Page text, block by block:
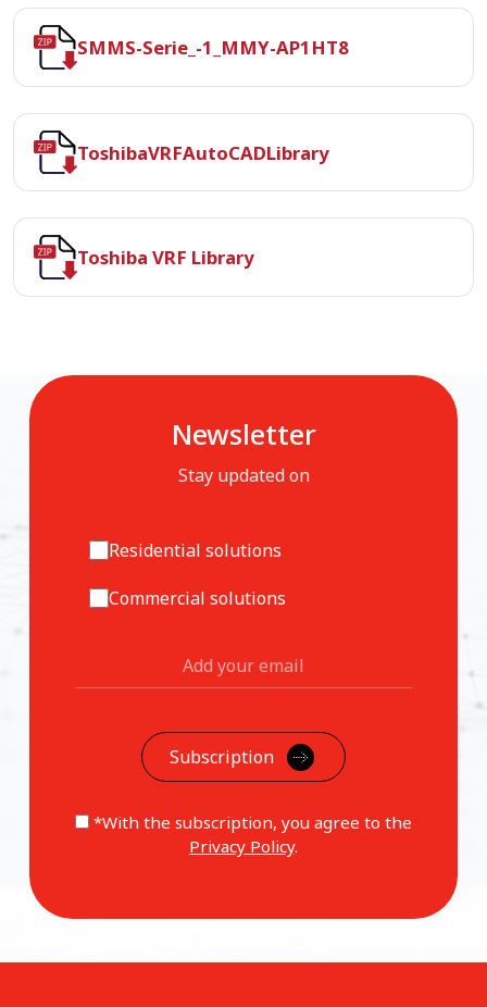
SMMS-Serie_-1_MMY-AP1HT8
ToshibaVRFAutoCADLibrary
Toshiba VRF Library
Newsletter
Stay updated on
Residential solutions
Commercial solutions
*With the subscription, you agree to the
Privacy Policy.